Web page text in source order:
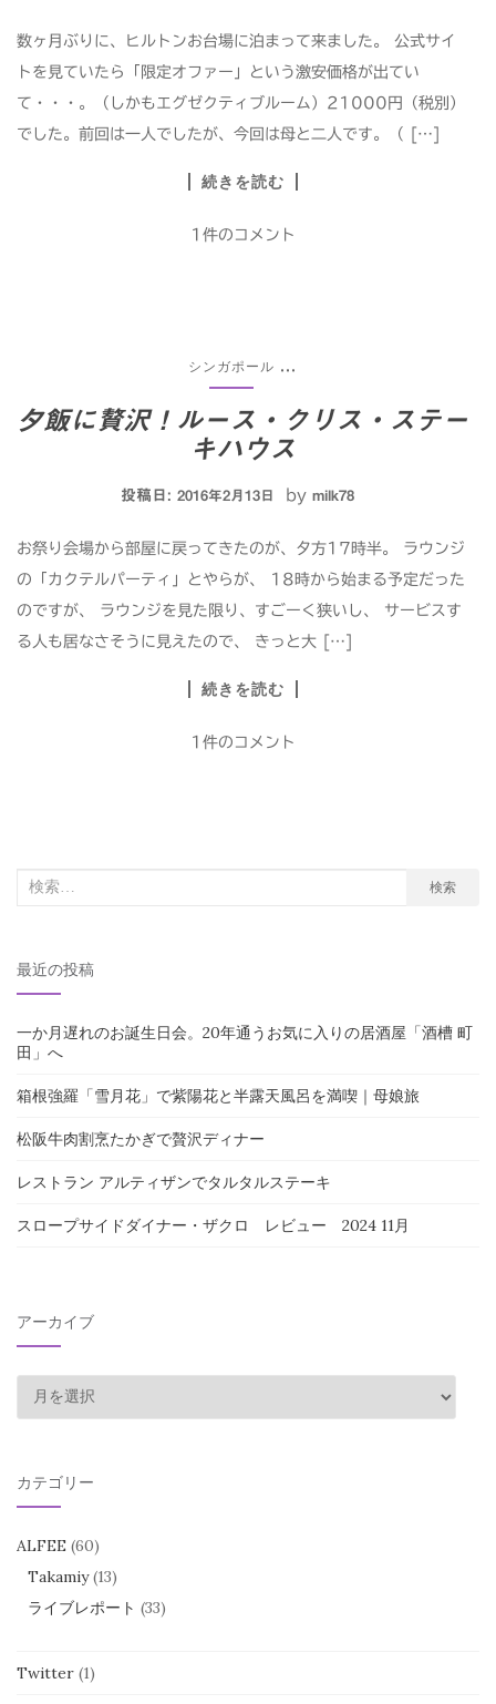
数ヶ月ぶりに、ヒルトンお台場に泊まって来ました。 公式サイ
トを見ていたら「限定オファー」という激安価格が出てい
て・・・。（しかもエグゼクティブルーム）21000円（税別）
でした。前回は一人でしたが、今回は母と二人です。（ […]
続きを読む
1件のコメント
シンガポール
夕飯に贅沢！ルース・クリス・ステー
キハウス
投稿日: 2016年2月13日 by milk78
お祭り会場から部屋に戻ってきたのが、夕方17時半。 ラウンジ
の「カクテルパーティ」とやらが、 18時から始まる予定だった
のですが、 ラウンジを見た限り、すごーく狭いし、 サービスす
る人も居なさそうに見えたので、 きっと大 […]
続きを読む
1件のコメント
検
象:
検索
最近の投稿
一か月遅れのお誕生日会。20年通うお気に入りの居酒屋「酒槽 町
田」へ
箱根強羅「雪月花」で紫陽花と半露天風呂を満喫｜母娘旅
松阪牛肉割烹たかぎで贅沢ディナー
レストラン アルティザンでタルタルステーキ
スロープサイドダイナー・ザクロ レビュー 2024 11月
アーカイブ
ー
イ
ブ
カテゴリー
ALFEE (60)
Takamiy(13)
ライブレポート (33)
Twitter (1)